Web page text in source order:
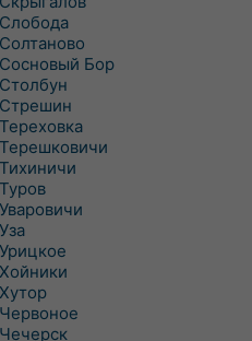
Слобода
Солтаново
Сосновый Бор
Столбун
Стрешин
Тереховка
Терешковичи
Тихиничи
Туров
Уваровичи
Уза
Урицкое
Хойники
Хутор
Червоное
Чечерск